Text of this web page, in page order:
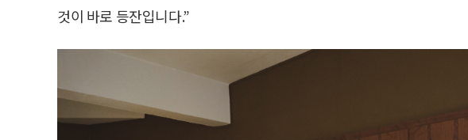
것이 바로 등잔입니다.”